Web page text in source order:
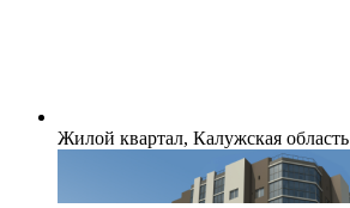
Жилой квартал, Калужская область